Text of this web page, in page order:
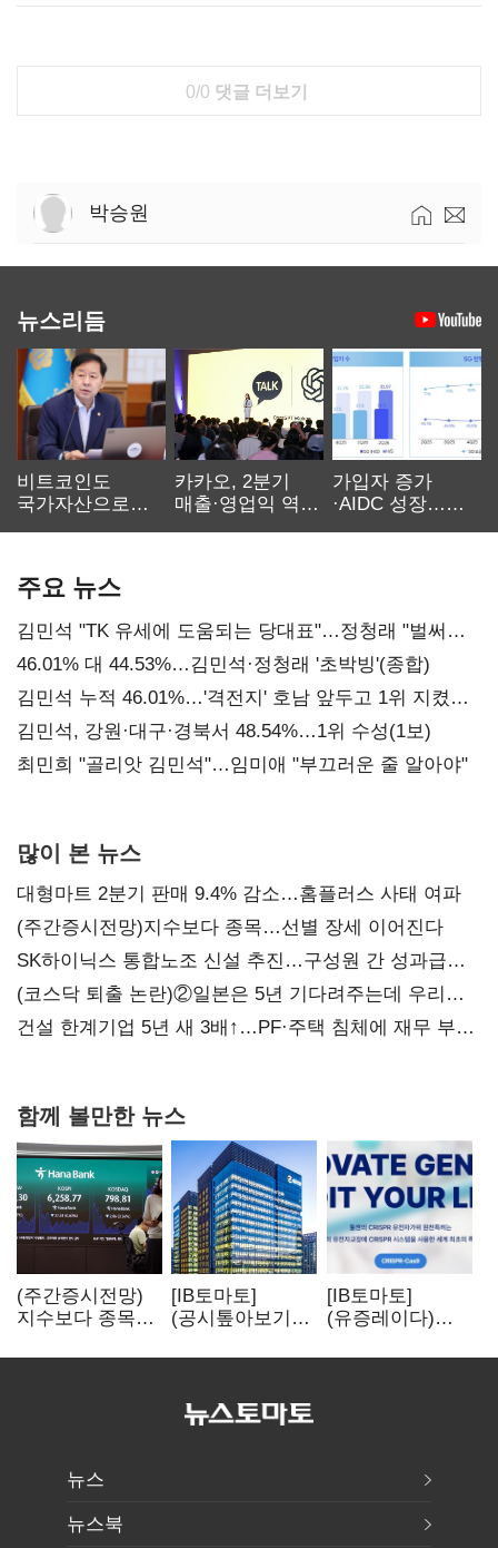
0/0 댓글 더보기
박승원
뉴스리듬
비트코인도
국가자산으로…'
카카오, 2분기
매출·영업익 역대
가입자 증가
·AIDC 성장…
주요 뉴스
김민석 "TK 유세에 도움되는 당대표"…정청래 "벌써
대표된 양 당직 배분"
46.01% 대 44.53%…김민석·정청래 '초박빙'(종합)
김민석 누적 46.01%…'격전지' 호남 앞두고 1위 지켰다
(2보)
김민석, 강원·대구·경북서 48.54%…1위 수성(1보)
최민희 "골리앗 김민석"…임미애 "부끄러운 줄 알아야"
많이 본 뉴스
대형마트 2분기 판매 9.4% 감소…홈플러스 사태 여파
(주간증시전망)지수보다 종목…선별 장세 이어진다
SK하이닉스 통합노조 신설 추진…구성원 간 성과급
불만 확산
(코스닥 퇴출 논란)②일본은 5년 기다려주는데 우리는
당장 퇴출?…시간만으론 부족한 코스닥 구하기
건설 한계기업 5년 새 3배↑…PF·주택 침체에 재무 부담
함께 볼만한 뉴스
(주간증시전망)
지수보다 종목…
이어진다
[IB토마토]
(공시톺아보기)
바로 매출로
[IB토마토]
(유증레이다)
3분의 1 토막…
뉴스
뉴스북